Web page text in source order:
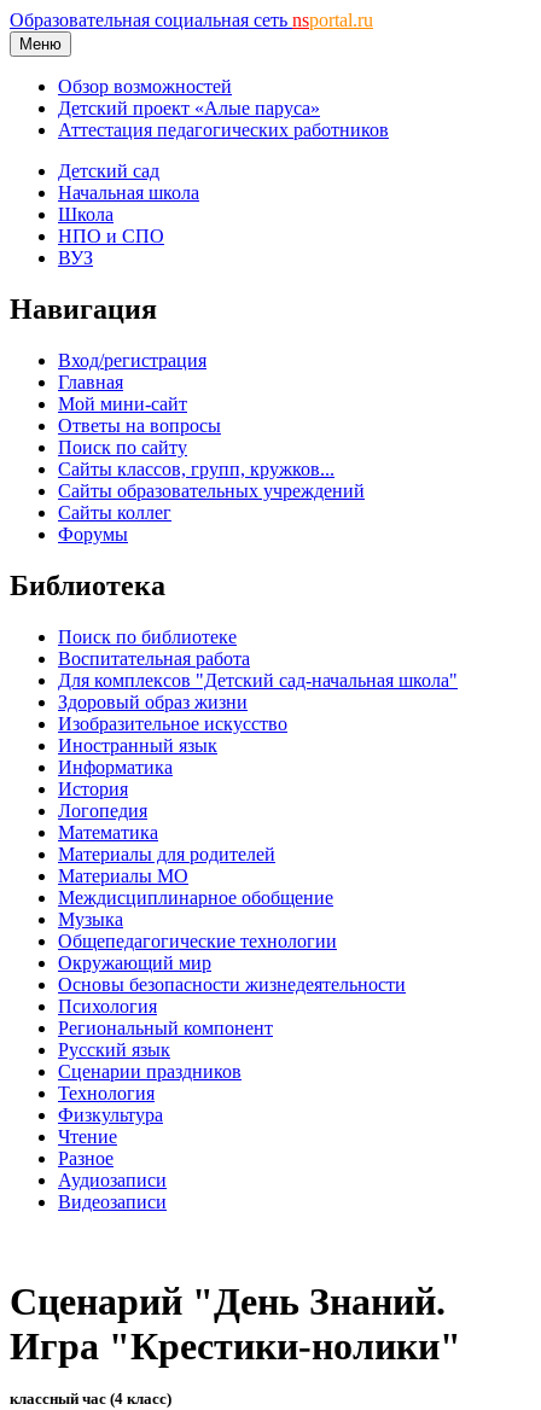
Образовательная социальная сеть nsportal.ru
Меню
Обзор возможностей
Детский проект «Алые паруса»
Аттестация педагогических работников
Детский сад
Начальная школа
Школа
НПО и СПО
ВУЗ
Навигация
Вход/регистрация
Главная
Мой мини-сайт
Ответы на вопросы
Поиск по сайту
Сайты классов, групп, кружков...
Сайты образовательных учреждений
Сайты коллег
Форумы
Библиотека
Поиск по библиотеке
Воспитательная работа
Для комплексов "Детский сад-начальная школа"
Здоровый образ жизни
Изобразительное искусство
Иностранный язык
Информатика
История
Логопедия
Математика
Материалы для родителей
Материалы МО
Междисциплинарное обобщение
Музыка
Общепедагогические технологии
Окружающий мир
Основы безопасности жизнедеятельности
Психология
Региональный компонент
Русский язык
Сценарии праздников
Технология
Физкультура
Чтение
Разное
Аудиозаписи
Видеозаписи
Сценарий "День Знаний.
Игра "Крестики-нолики"
классный час (4 класс)